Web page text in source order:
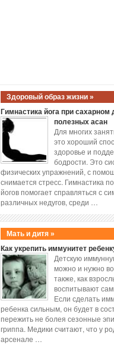
Здоровый образ жизни »
Гимнастика йога при сахарном
полезных асан
Для многих
это хороший
здоровье и
бодрости. Это
физических упражнений, с
снимается стресс. Гимнастика
йогов помогает справляться с
различных недугов, среди …
Мать и дитя »
Как укрепить иммунитет
Детскую
можно и нужно
также, как
воспитывают
Если сделать
ребенка сильным, он будет в
пережить не болея сезонные
гриппа. Медики считают, что у
арсенале …